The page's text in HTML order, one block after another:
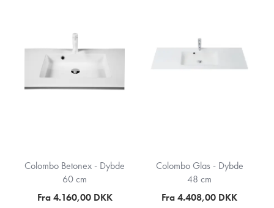
Colombo Betonex - Dybde
60 cm
Fra 4.160,00 DKK
Colombo Glas - Dybde
48 cm
Fra 4.408,00 DKK